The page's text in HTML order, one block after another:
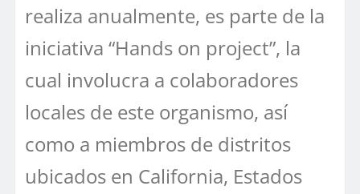
realiza anualmente, es parte de la
iniciativa “Hands on project”, la
cual involucra a colaboradores
locales de este organismo, así
como a miembros de distritos
ubicados en California, Estados